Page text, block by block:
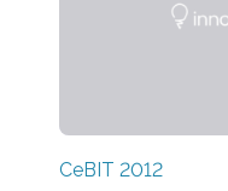
CeBIT 2012